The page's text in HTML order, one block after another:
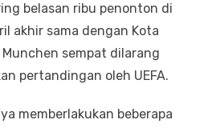
belasan ribu penonton di
akhir sama dengan Kota
sempat dilarang
pertandingan oleh UEFA.
memberlakukan beberapa